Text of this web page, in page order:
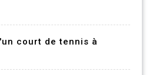
court de tennis à